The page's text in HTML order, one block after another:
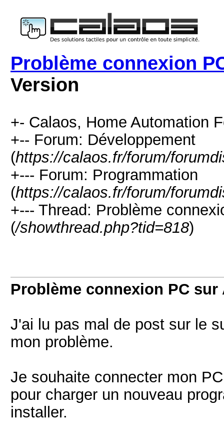
Problème connexion
Version
+- Calaos, Home Automation
+-- Forum: Développement
(https://calaos.fr/forum/
+--- Forum: Programmation
(https://calaos.fr/forum/
+--- Thread: Problème
(/showthread.php?tid=818)
Problème connexion PC sur
J'ai lu pas mal de post sur le
mon problème.
Je souhaite connecter mon
pour charger un nouveau
installer.